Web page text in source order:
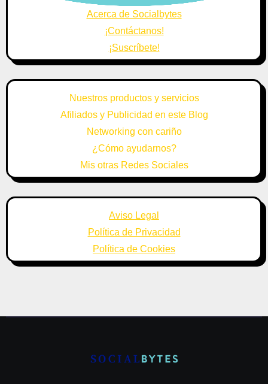
Acerca de Socialbytes
¡Contáctanos!
¡Suscríbete!
Nuestros productos y servicios
Afiliados y Publicidad en este Blog
Networking con cariño
¿Cómo ayudarnos?
Mis otras Redes Sociales
Aviso Legal
Política de Privacidad
Política de Cookies